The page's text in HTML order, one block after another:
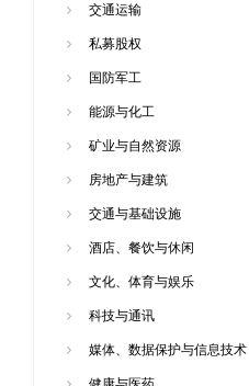
交通运输
私募股权
国防军工
能源与化工
矿业与自然资源
房地产与建筑
交通与基础设施
酒店、餐饮与休闲
文化、体育与娱乐
科技与通讯
媒体、数据保护与信息技术